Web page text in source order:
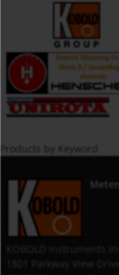
Products by Keyword